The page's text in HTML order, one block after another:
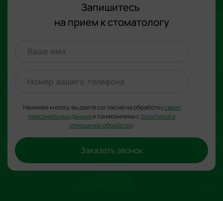
Запишитесь
на прием к стоматологу
Нажимая кнопку, вы даете согласие на обработкусвоих
персональных данныхи ознакомлены с политикой в
отношении обработки.
Заказать звонок